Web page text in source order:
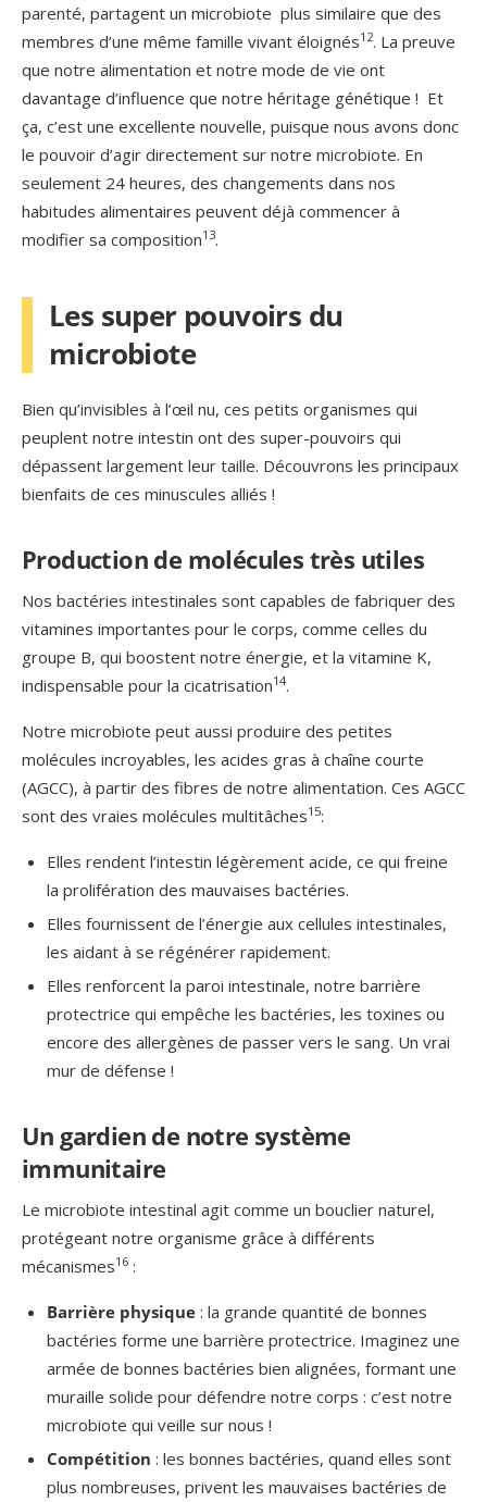
parenté, partagent un microbiote plus similaire que des
membres d’une même famille vivant éloignés12. La preuve
que notre alimentation et notre mode de vie ont
davantage d’influence que notre héritage génétique ! Et
ça, c’est une excellente nouvelle, puisque nous avons donc
le pouvoir d’agir directement sur notre microbiote. En
seulement 24 heures, des changements dans nos
habitudes alimentaires peuvent déjà commencer à
modifier sa composition13.
Les super pouvoirs du
microbiote
Bien qu’invisibles à l’œil nu, ces petits organismes qui
peuplent notre intestin ont des super-pouvoirs qui
dépassent largement leur taille. Découvrons les principaux
bienfaits de ces minuscules alliés !
Production de molécules très utiles
Nos bactéries intestinales sont capables de fabriquer des
vitamines importantes pour le corps, comme celles du
groupe B, qui boostent notre énergie, et la vitamine K,
indispensable pour la cicatrisation14.
Notre microbiote peut aussi produire des petites
molécules incroyables, les acides gras à chaîne courte
(AGCC), à partir des fibres de notre alimentation. Ces AGCC
sont des vraies molécules multitâches15:
Elles rendent l’intestin légèrement acide, ce qui freine
la prolifération des mauvaises bactéries.
Elles fournissent de l’énergie aux cellules intestinales,
les aidant à se régénérer rapidement.
Elles renforcent la paroi intestinale, notre barrière
protectrice qui empêche les bactéries, les toxines ou
encore des allergènes de passer vers le sang. Un vrai
mur de défense !
Un gardien de notre système
immunitaire
Le microbiote intestinal agit comme un bouclier naturel,
protégeant notre organisme grâce à différents
mécanismes16 :
Barrière physique : la grande quantité de bonnes
bactéries forme une barrière protectrice. Imaginez une
armée de bonnes bactéries bien alignées, formant une
muraille solide pour défendre notre corps : c’est notre
microbiote qui veille sur nous !
Compétition : les bonnes bactéries, quand elles sont
plus nombreuses, privent les mauvaises bactéries de